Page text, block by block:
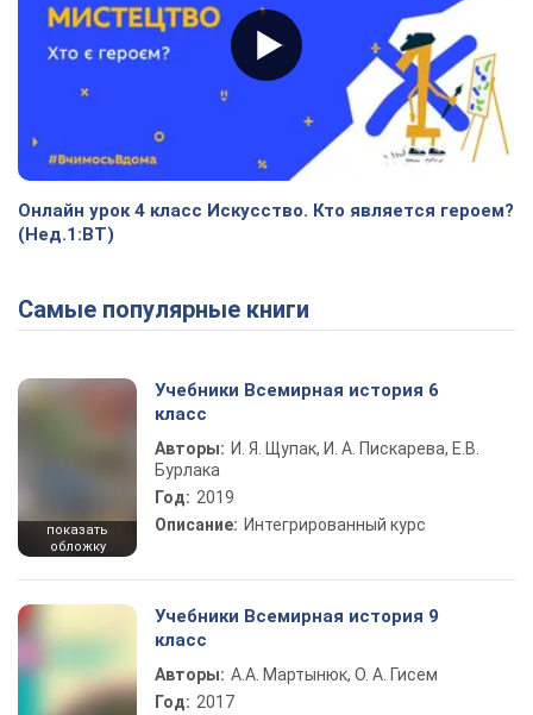
Онлайн урок 4 класс Искусство. Кто является героем?
(Нед.1:ВТ)
Самые популярные книги
показать
обложку
Учебники Всемирная история 6
класс
Авторы: И. Я. Щупак, И. А. Пискарева, Е.В.
Бурлака
Год: 2019
Описание: Интегрированный курс
Учебники Всемирная история 9
класс
Авторы: А.А. Мартынюк, О. А. Гисем
Год: 2017